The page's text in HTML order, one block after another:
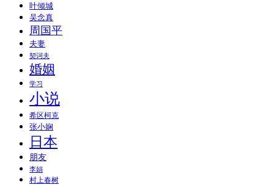
叶倾城
吴念真
周国平
夫妻
契诃夫
婚姻
学习
小说
希区柯克
张小娴
日本
朋友
李娟
村上春树